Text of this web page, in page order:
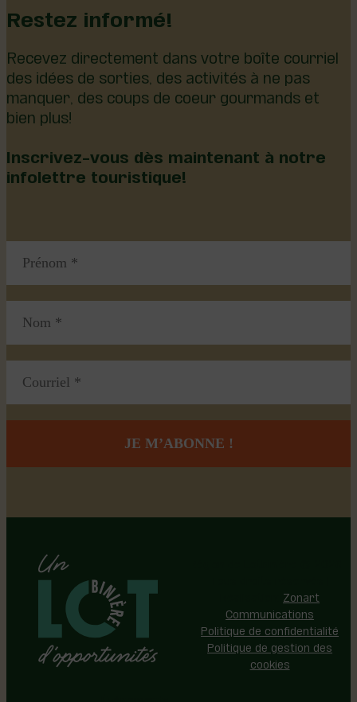
Restez informé!
Recevez directement dans votre boîte courriel
des idées de sorties, des activités à ne pas
manquer, des coups de coeur gourmands et
bien plus!
Inscrivez-vous dès maintenant à notre
infolettre touristique!
Zonart
Communications
Politique de confidentialité
Politique de gestion des
cookies